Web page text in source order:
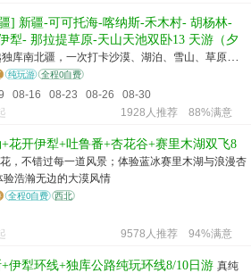
] 新疆-可可托海-喀纳斯-禾木村- 胡杨林-
犁- 那拉提草原-天山天池双卧13 天游（夕
独库南北疆，一次打卡沙漠、湖泊、雪山、草原、
疆！
纯玩游 全程0自费
08-16 08-23 08-26 08-30
1928人推荐 88%满意
花开伊犁+吐鲁番+杏花谷+赛里木湖双飞8
，不错过每一道风景；体验蓝冰赛里木湖与浪漫杏
验浩瀚无边的大漠风情
全程0自费 西北
9578人推荐 94%满意
伊犁环线+独库公路纯玩环线8/10日游 真纯